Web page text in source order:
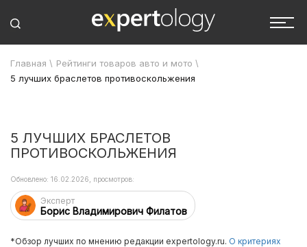
Главная \ Рейтинги товаров авто и мото \
5 лучших браслетов противоскольжения
5 ЛУЧШИХ БРАСЛЕТОВ
ПРОТИВОСКОЛЬЖЕНИЯ
Эксперт
Борис Владимирович Филатов
Обновлено: 16.02.2026, просмотров:
*Обзор лучших по мнению редакции expertology.ru. О критериях